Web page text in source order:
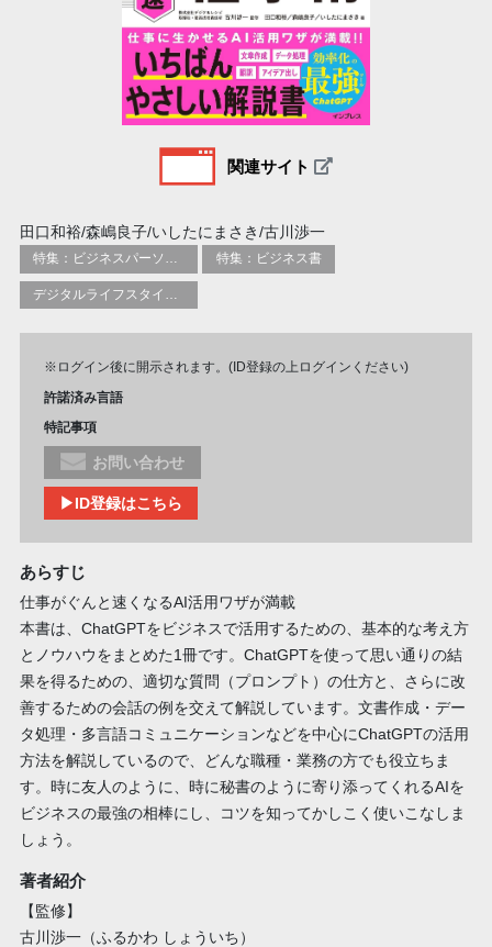
関連サイト
田口和裕/森嶋良子/いしたにまさき/古川渉一
特集：ビジネスパーソン必携の一冊 特集：ビジネス書
デジタルライフスタイルとオンライン世界：一般利用者向けガイド
※ログイン後に開示されます。(ID登録の上ログインください)
許諾済み言語
特記事項
お問い合わせ
▶ID登録はこちら
あらすじ
仕事がぐんと速くなるAI活用ワザが満載
本書は、ChatGPTをビジネスで活用するための、基本的な考え方
とノウハウをまとめた1冊です。ChatGPTを使って思い通りの結
果を得るための、適切な質問（プロンプト）の仕方と、さらに改
善するための会話の例を交えて解説しています。文書作成・デー
タ処理・多言語コミュニケーションなどを中心にChatGPTの活用
方法を解説しているので、どんな職種・業務の方でも役立ちま
す。時に友人のように、時に秘書のように寄り添ってくれるAIを
ビジネスの最強の相棒にし、コツを知ってかしこく使いこなしま
しょう。
著者紹介
【監修】
古川渉一（ふるかわ しょういち）